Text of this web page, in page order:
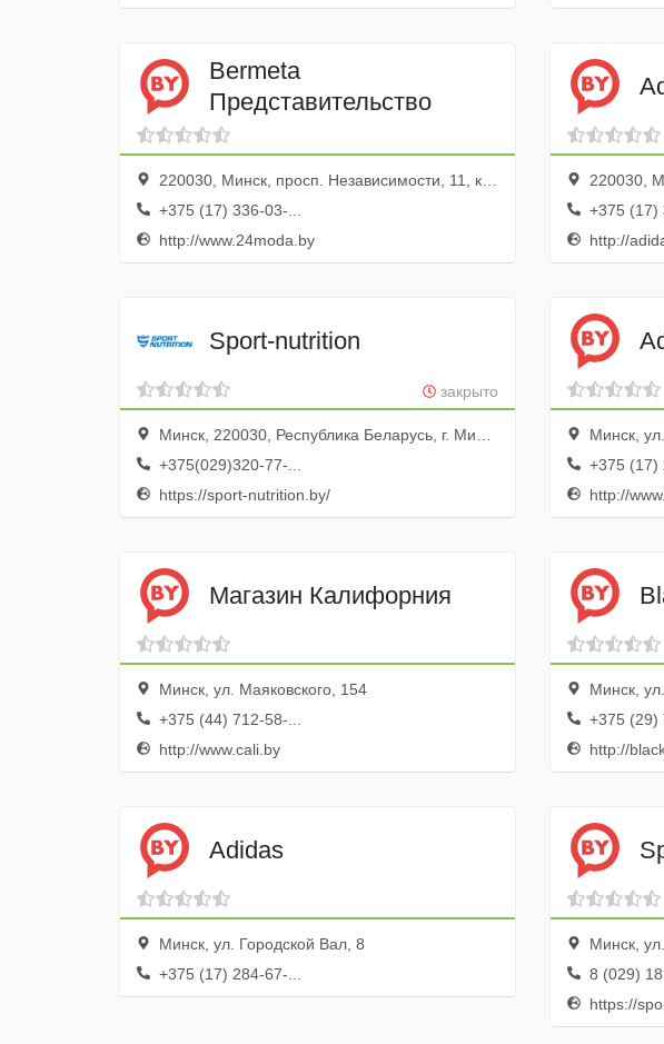
Bermeta
Представительство
220030, Минск, просп. Независимости, 11, корп.2, оф. 414
+375 (17) 336-03-...
http://www.24moda.by
220030,
+375 (17)
http://
Sport-nutrition
закрыто
Минск, 220030, Республика Беларусь, г. Минск, ул. Немига 3
+375(029)320-77-...
https://sport-nutrition.by/
Минск,
+375 (17)
http://
Магазин Калифорния
Минск, ул. Маяковского, 154
+375 (44) 712-58-...
http://www.cali.by
Минск,
+375 (29)
http://
Adidas
Минск, ул. Городской Вал, 8
+375 (17) 284-67-...
Минск,
8 (029)
https://